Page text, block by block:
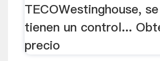
TECOWestinghouse, se
tienen un control...
precio